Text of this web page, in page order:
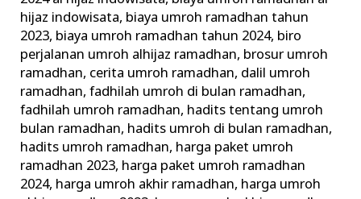
hijaz indowisata, biaya umroh ramadhan tahun
2023, biaya umroh ramadhan tahun 2024, biro
perjalanan umroh alhijaz ramadhan, brosur umroh
ramadhan, cerita umroh ramadhan, dalil umroh
ramadhan,fadhilah umroh di bulan ramadhan,
fadhilah umroh ramadhan, hadits tentang umroh
bulan ramadhan, hadits umroh di bulan ramadhan,
hadits umroh ramadhan, harga paket umroh
ramadhan 2023, harga paket umroh ramadhan
2024, harga umroh akhir ramadhan, harga umroh